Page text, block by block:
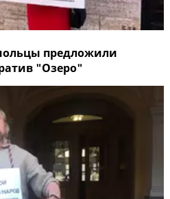
предложили
"Озеро"